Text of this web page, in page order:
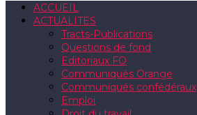
ACCUEIL
ACTUALITES
Tracts-Publications
Questions de fond
Editoriaux FO
Communiqués Orange
Communiqués confédéraux
Emploi